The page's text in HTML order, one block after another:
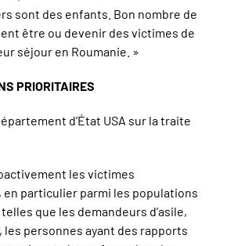
sont des enfants. Bon nombre de
être ou devenir des victimes de
séjour en Roumanie. »
PRIORITAIRES
d’État USA sur la traite
les victimes
particulier parmi les populations
que les demandeurs d’asile,
les personnes ayant des rapports